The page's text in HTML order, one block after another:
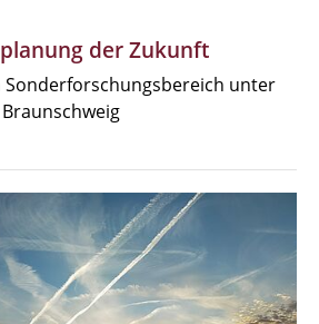
der Zukunft
Sonderforschungsbereich unter